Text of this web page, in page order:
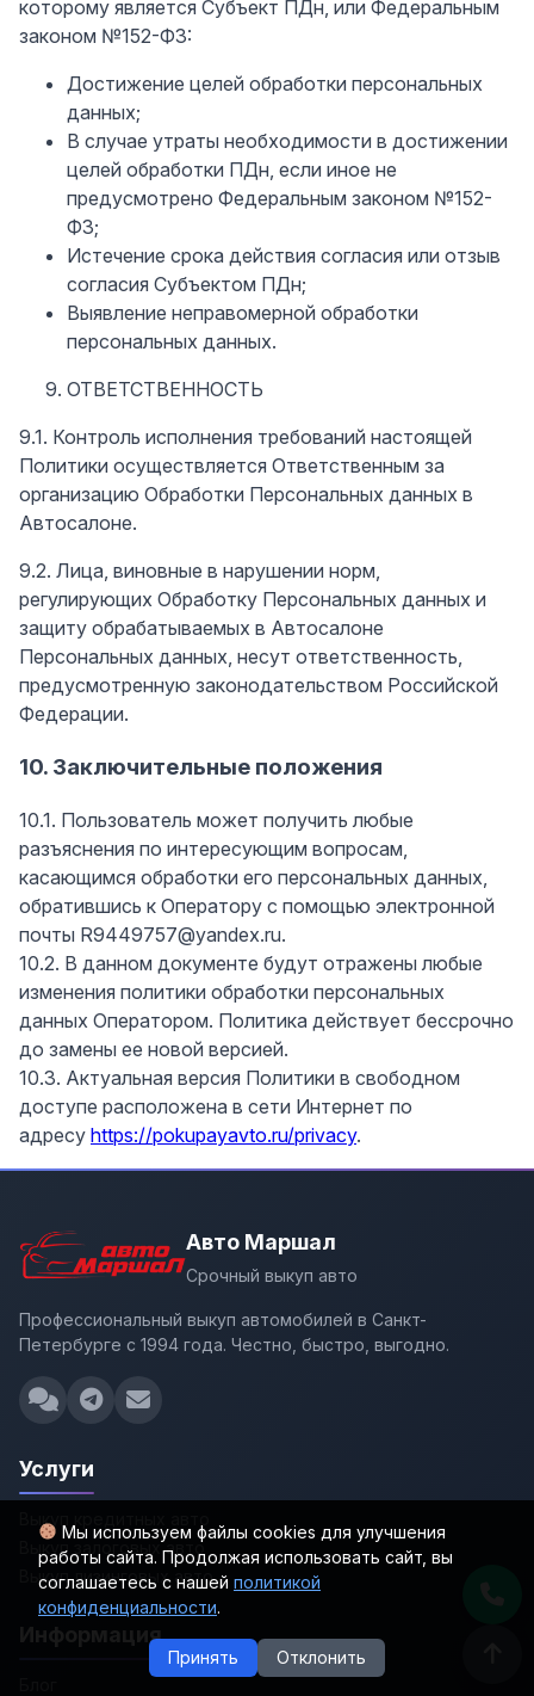
Мы используем файлы cookies для улучшения
работы сайта. Продолжая использовать сайт, вы
соглашаетесь с нашей политикой
конфиденциальности.
Принять Отклонить
которому является Субъект ПДн, или Федеральным
законом №152-ФЗ:
Достижение целей обработки персональных
данных;
В случае утраты необходимости в достижении
целей обработки ПДн, если иное не
предусмотрено Федеральным законом №152-
ФЗ;
Истечение срока действия согласия или отзыв
согласия Субъектом ПДн;
Выявление неправомерной обработки
персональных данных.
ОТВЕТСТВЕННОСТЬ
9.1. Контроль исполнения требований настоящей
Политики осуществляется Ответственным за
организацию Обработки Персональных данных в
Автосалоне.
9.2. Лица, виновные в нарушении норм,
регулирующих Обработку Персональных данных и
защиту обрабатываемых в Автосалоне
Персональных данных, несут ответственность,
предусмотренную законодательством Российской
Федерации.
10. Заключительные положения
10.1. Пользователь может получить любые
разъяснения по интересующим вопросам,
касающимся обработки его персональных данных,
обратившись к Оператору с помощью электронной
почты R9449757@yandex.ru.
10.2. В данном документе будут отражены любые
изменения политики обработки персональных
данных Оператором. Политика действует бессрочно
до замены ее новой версией.
10.3. Актуальная версия Политики в свободном
доступе расположена в сети Интернет по
адресу https://pokupayavto.ru/privacy.
Авто Маршал
Срочный выкуп авто
Профессиональный выкуп автомобилей в Санкт-
Петербурге с 1994 года. Честно, быстро, выгодно.
Услуги
Выкуп кредитных авто
Выкуп залоговых авто
Выкуп лизинговых авто
Информация